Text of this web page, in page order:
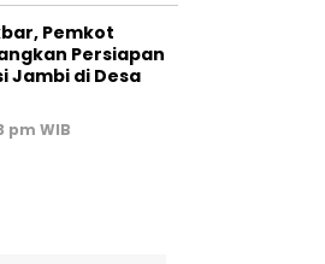
Pemkot
Persiapan
Jambi di Desa
pm WIB